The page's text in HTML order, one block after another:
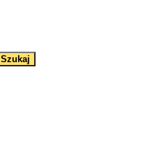
Szukaj